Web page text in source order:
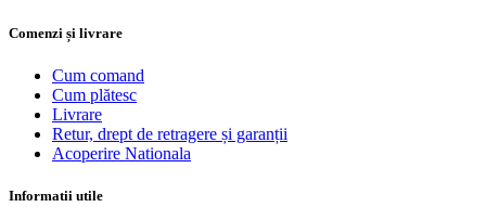
Comenzi și livrare
Cum comand
Cum plătesc
Livrare
Retur, drept de retragere și garanții
Acoperire Nationala
Informatii utile